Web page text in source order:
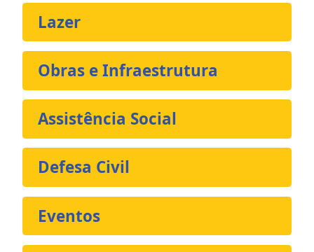
Lazer
Obras e Infraestrutura
Assistência Social
Defesa Civil
Eventos